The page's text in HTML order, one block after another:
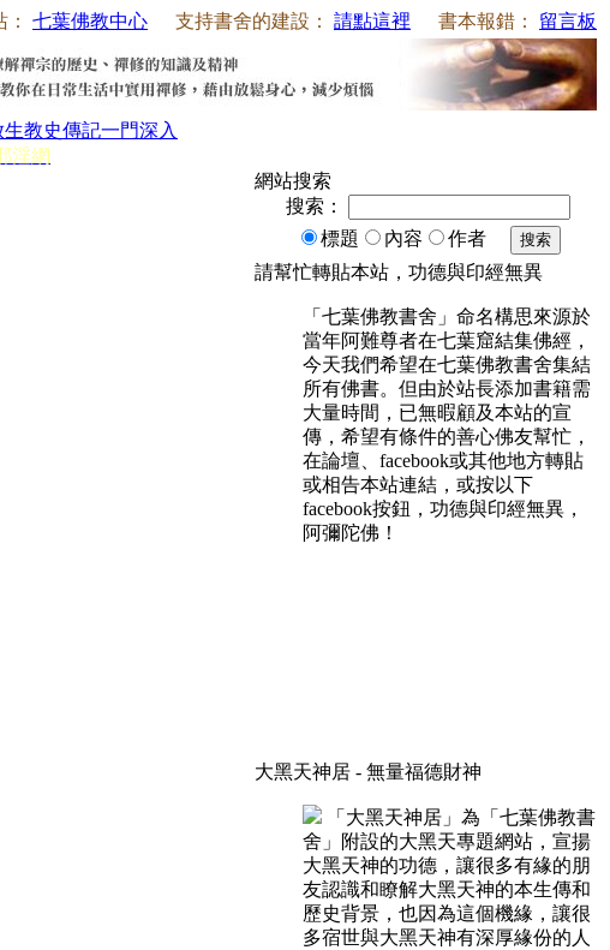
七葉佛教中心 支持書舍的建設： 請點這裡 書本報錯： 留言板
生教史傳記一門深入
淫網
網站搜索
搜索：
標題
內容 作者 搜索
請幫忙轉貼本站，功德與印經無異
「七葉佛教書舍」命名構思來源於
當年阿難尊者在七葉窟結集佛經，
今天我們希望在七葉佛教書舍集結
所有佛書。但由於站長添加書籍需
大量時間，已無暇顧及本站的宣
傳，希望有條件的善心佛友幫忙，
在論壇、facebook或其他地方轉貼
或相告本站連結，或按以下
facebook按鈕，功德與印經無異，
阿彌陀佛！
大黑天神居 - 無量福德財神
「大黑天神居」為「七葉佛教書
舍」附設的大黑天專題網站，宣揚
大黑天神的功德，讓很多有緣的朋
友認識和瞭解大黑天神的本生傳和
歷史背景，也因為這個機緣，讓很
多宿世與大黑天神有深厚緣份的人